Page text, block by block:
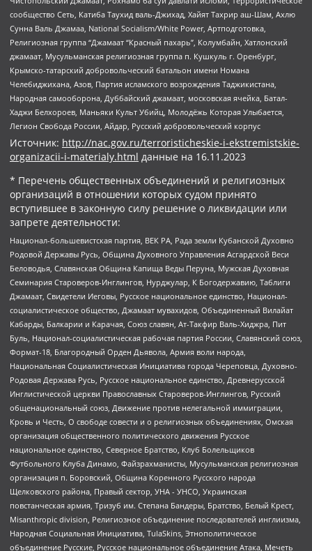
сообщество Сеть, Катиба Таухид валь-Джихад, Хайят Тахрир аш-Шам, Ахлю
Сунна Валь Джамаа, National Socialism/White Power, Артподготовка,
Религиозная группа “Джамаат “Красный пахарь”, Колумбайн, Хатлонский
джамаат, Мусульманская религиозная группа п. Кушкуль г. Оренбург,
Крымско-татарский добровольческий батальон имени Номана
Челебиджихана, Азов, Партия исламского возрождения Таджикистана,
Народная самооборона, Дуббайский джамаат, московская ячейка, Батал-
Хаджи Белхороев, Маньяки Культ Убийц, Молодёжь Которая Улыбается,
Легион Свобода России, Айдар, Русский добровольческий корпус
Источник: http://nac.gov.ru/terroristicheskie-i-ekstremistskie-
organizacii-i-materialy.html данные на 16.11.2023
* Перечень общественных объединений и религиозных
организаций в отношении которых судом принято
вступившее в законную силу решение о ликвидации или
запрете деятельности:
Национал-большевистская партия, ВЕК РА, Рада земли Кубанской Духовно
Родовой Державы Русь, Община Духовного Управления Асгардской Веси
Беловодья, Славянская Община Капища Веды Перуна, Мужская Духовная
Семинария Староверов-Инглингов, Нурджулар, К Богодержавию, Таблиги
Джамаат, Свидетели Иеговы, Русское национальное единство, Национал-
социалистическое общество, Джамаат мувахидов, Объединенный Вилайат
Кабарды, Балкарии и Карачая, Союз славян, Ат-Такфир Валь-Хиджра, Пит
Буль, Национал-социалистическая рабочая партия России, Славянский союз,
Формат-18, Благородный Орден Дьявола, Армия воли народа,
Национальная Социалистическая Инициатива города Череповца, Духовно-
Родовая Держава Русь, Русское национальное единство, Древнерусской
Инглистической церкви Православных Староверов-Инглингов, Русский
общенациональный союз, Движение против нелегальной иммиграции,
Кровь и Честь, О свободе совести и о религиозных объединениях, Омская
организация общественного политического движения Русское
национальное единство, Северное Братство, Клуб Болельщиков
Футбольного Клуба Динамо, Файзрахманисты, Мусульманская религиозная
организация п. Боровский, Община Коренного Русского народа
Щелковского района, Правый сектор, УНА - УНСО, Украинская
повстанческая армия, Тризуб им. Степана Бандеры, Братство, Белый Крест,
Misanthropic division, Религиозное объединение последователей инглиизма,
Народная Социальная Инициатива, TulaSkins, Этнополитическое
объединение Русские, Русское национальное объединение Атака, Мечеть